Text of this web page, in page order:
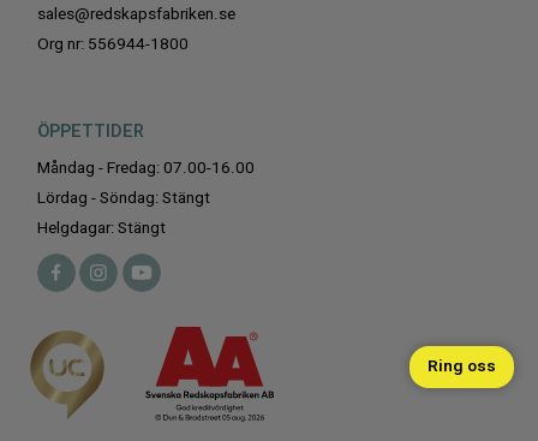
Ring oss
sales@redskapsfabriken.se
Org nr: 556944-1800
ÖPPETTIDER
Måndag - Fredag: 07.00-16.00
Lördag - Söndag: Stängt
Helgdagar: Stängt